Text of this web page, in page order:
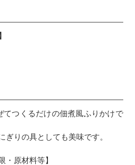
てつくるだけの佃煮風ふりかけで
ぎりの具としても美味です。
・原材料等】